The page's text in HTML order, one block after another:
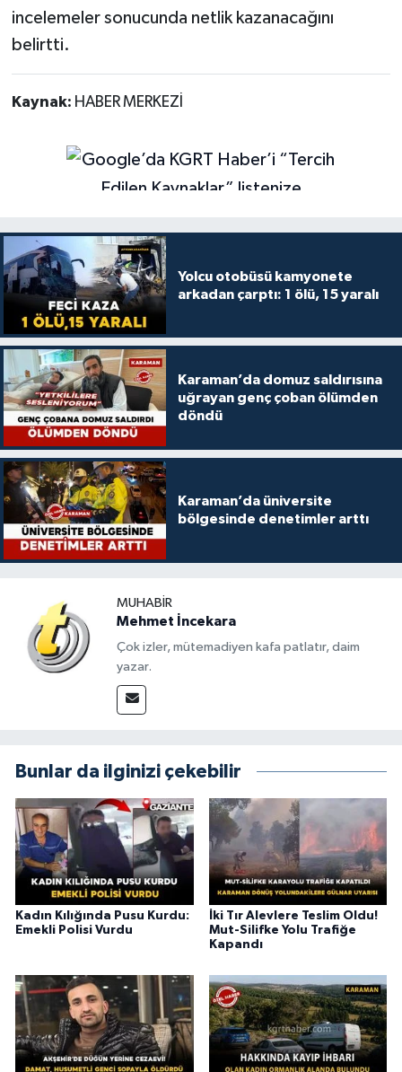
incelemeler sonucunda netlik kazanacağını
belirtti.
Kaynak: HABER MERKEZİ
Yolcu otobüsü kamyonete
arkadan çarptı: 1 ölü, 15 yaralı
Karaman’da domuz saldırısına
uğrayan genç çoban ölümden
döndü
Karaman’da üniversite
bölgesinde denetimler arttı
MUHABIR
Mehmet İncekara
Çok izler, mütemadiyen kafa patlatır, daim
yazar.
Bunlar da ilginizi çekebilir
Kadın Kılığında Pusu Kurdu:
Emekli Polisi Vurdu
İki Tır Alevlere Teslim Oldu!
Mut-Silifke Yolu Trafiğe
Kapandı